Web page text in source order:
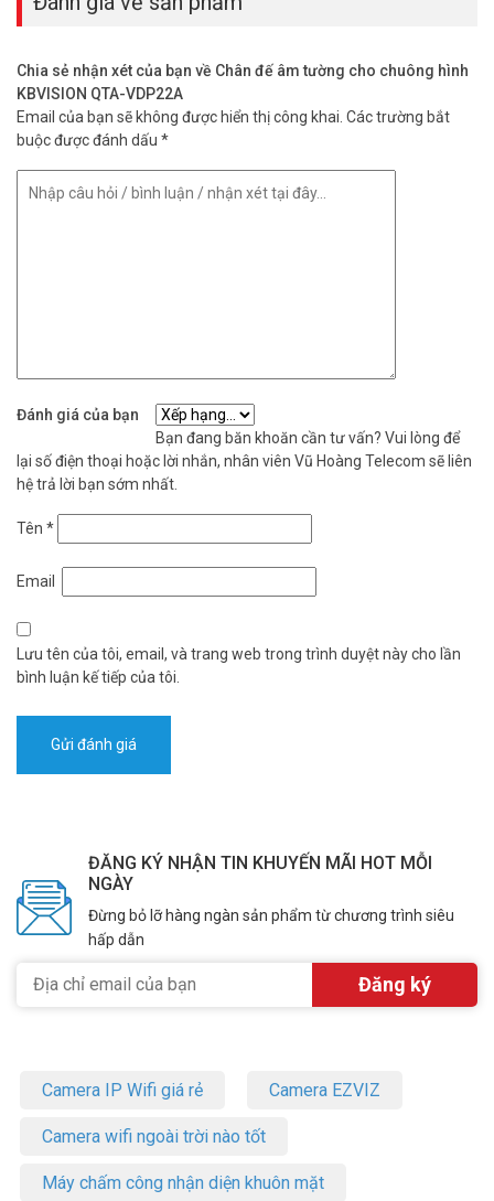
Chia sẻ nhận xét của bạn về Chân đế âm tường cho chuông hình
KBVISION QTA-VDP22A
Email của bạn sẽ không được hiển thị công khai. Các trường bắt
buộc được đánh dấu *
Đánh giá của bạn
Bạn đang băn khoăn cần tư vấn? Vui lòng để
lại số điện thoại hoặc lời nhắn, nhân viên Vũ Hoàng Telecom sẽ liên
hệ trả lời bạn sớm nhất.
Tên *
Email
Lưu tên của tôi, email, và trang web trong trình duyệt này cho lần
bình luận kế tiếp của tôi.
ĐĂNG KÝ NHẬN TIN KHUYẾN MÃI HOT MỖI
NGÀY
Đừng bỏ lỡ hàng ngàn sản phẩm từ chương trình siêu
hấp dẫn
Camera IP Wifi giá rẻ Camera EZVIZ
Camera wifi ngoài trời nào tốt
Máy chấm công nhận diện khuôn mặt